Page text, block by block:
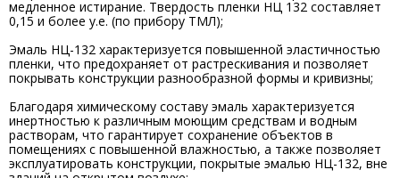
медленное истирание. Твердость пленки НЦ 132 составляет
0,15 и более у.е. (по прибору ТМЛ);
Эмаль НЦ-132 характеризуется повышенной эластичностью
пленки, что предохраняет от растрескивания и позволяет
покрывать конструкции разнообразной формы и кривизны;
Благодаря химическому составу эмаль характеризуется
инертностью к различным моющим средствам и водным
растворам, что гарантирует сохранение объектов в
помещениях с повышенной влажностью, а также позволяет
эксплуатировать конструкции, покрытые эмалью НЦ-132, вне